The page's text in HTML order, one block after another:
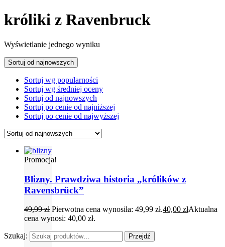
króliki z Ravenbruck
Wyświetlanie jednego wyniku
Sortuj od najnowszych
Sortuj wg popularności
Sortuj wg średniej oceny
Sortuj od najnowszych
Sortuj po cenie od najniższej
Sortuj po cenie od najwyższej
Promocja!
Blizny. Prawdziwa historia „królików z
Ravensbrück”
49,99zł Pierwotna cena wynosiła: 49,99 zł.40,00 złAktualna
cena wynosi: 40,00 zł.
Szukaj: Przejdź